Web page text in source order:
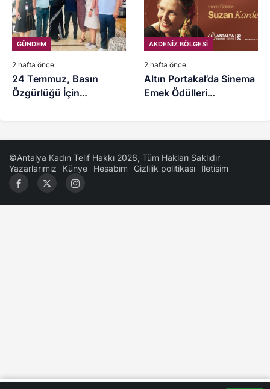
GÜNDEM
2 hafta önce
24 Temmuz, Basın
Özgürlüğü İçin
AKDENİZ BÖLGESİ
2 hafta önce
Altın Portakal’da Sinema
Emek Ödülleri
©Antalya Kadın Telif Hakkı 2026, Tüm Hakları Saklıdır
Yazarlarımız
Künye Hesabım Gizlilik politikası İletişim